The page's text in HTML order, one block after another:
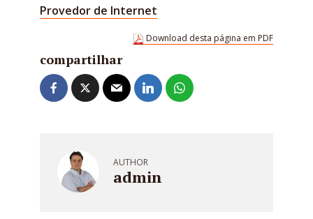
Provedor de Internet
Download desta página em PDF
compartilhar
AUTHOR
admin